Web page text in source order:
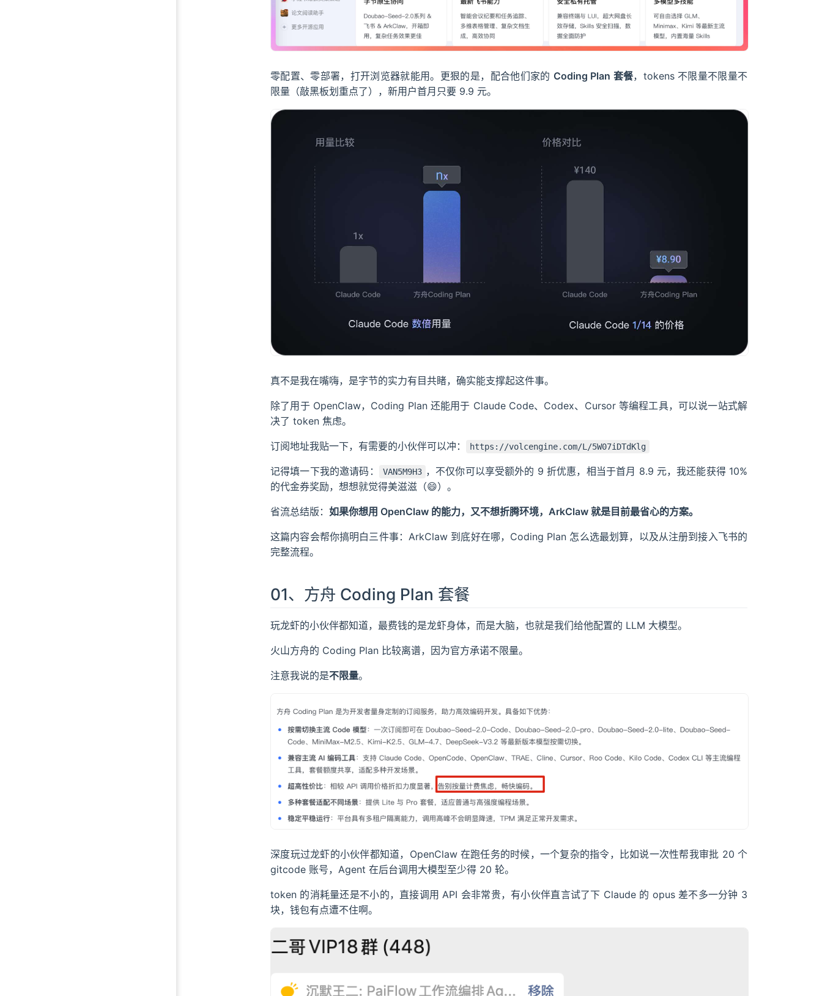
零配置、零部署，打开浏览器就能用。更狠的是，配合他们家的 Coding Plan 套餐，tokens 不限量不限量不
限量（敲黑板划重点了），新用户首月只要 9.9 元。
真不是我在嘴嗨，是字节的实力有目共睹，确实能支撑起这件事。
除了用于 OpenClaw，Coding Plan 还能用于 Claude Code、Codex、Cursor 等编程工具，可以说一站式解
决了 token 焦虑。
订阅地址我贴一下，有需要的小伙伴可以冲： https://volcengine.com/L/5W07iDTdKlg
记得填一下我的邀请码： VAN5M9H3 ，不仅你可以享受额外的 9 折优惠，相当于首月 8.9 元，我还能获得 10%
的代金券奖励，想想就觉得美滋滋（😄）。
省流总结版： 如果你想用 OpenClaw 的能力，又不想折腾环境，ArkClaw 就是目前最省心的方案。
这篇内容会帮你搞明白三件事：ArkClaw 到底好在哪，Coding Plan 怎么选最划算，以及从注册到接入飞书的
完整流程。
01、方舟 Coding Plan 套餐
玩龙虾的小伙伴都知道，最费钱的是龙虾身体，而是大脑，也就是我们给他配置的 LLM 大模型。
火山方舟的 Coding Plan 比较离谱，因为官方承诺不限量。
注意我说的是不限量。
深度玩过龙虾的小伙伴都知道，OpenClaw 在跑任务的时候，一个复杂的指令，比如说一次性帮我审批 20 个
gitcode 账号，Agent 在后台调用大模型至少得 20 轮。
token 的消耗量还是不小的，直接调用 API 会非常贵，有小伙伴直言试了下 Claude 的 opus 差不多一分钟 3
块，钱包有点遭不住啊。